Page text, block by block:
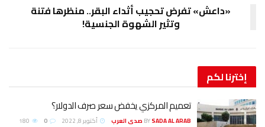
«داعش» تفرض تحجيب أثداء البقر.. منظرها فتنة
وتثير الشهوة الجنسية!
إخترنالكم
تعميم المركزي يخفض سعر صرف الدولار؟
BYSADA AL ARAB صدى العرب أكتوبر 8, 2022